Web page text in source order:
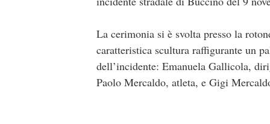
La cerimonia si è svolta presso la
caratteristica scultura raffigurante un
dell’incidente: Emanuela Gallicola,
Paolo Mercaldo, atleta, e Gigi